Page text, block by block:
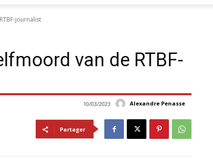
journalist
van de RTBF-
Alexandre Penasse
10/03/2023
Partager